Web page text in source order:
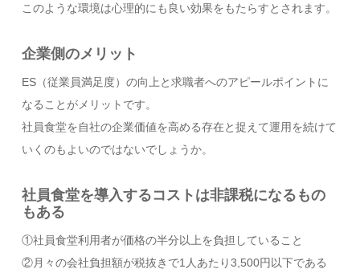
このような環境は心理的にも良い効果をもたらすとされます。
企業側のメリット
ES（従業員満足度）の向上と求職者へのアピールポイントに
なることがメリットです。
社員食堂を自社の企業価値を高める存在と捉えて運用を続けて
いくのもよいのではないでしょうか。
社員食堂を導入するコストは非課税になるもの
もある
①社員食堂利用者が価格の半分以上を負担していること
②月々の会社負担額が税抜きで1人あたり3,500円以下である